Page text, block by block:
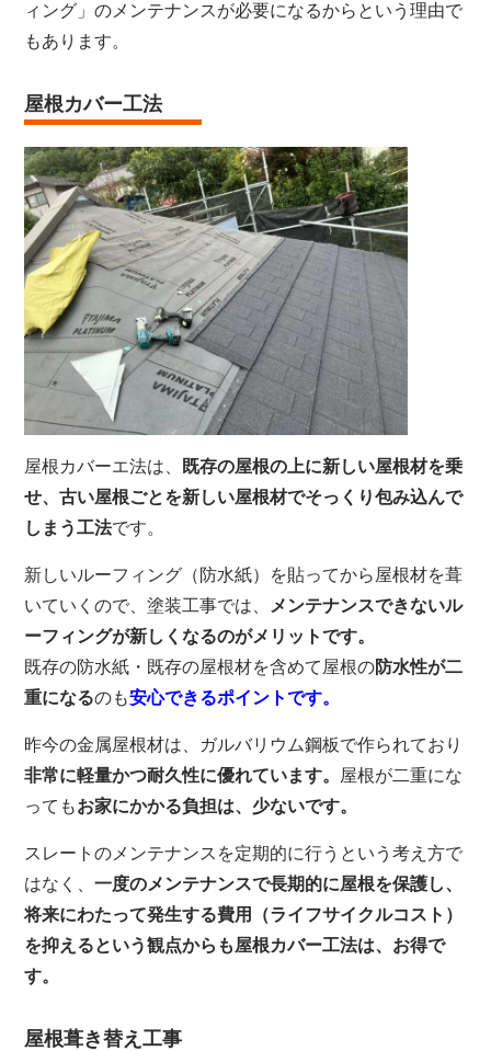
ィング」のメンテナンスが必要になるからという理由で
もあります。
屋根カバー工法
屋根カバーエ法は、
既存の屋根の上に新しい屋根材を乗
せ、古い屋根ごとを新しい屋根材でそっくり包み込んで
しまう工法です。
新しいルーフィング（防水紙）を貼ってから屋根材を葺
いていくので、塗装工事では、
メンテナンスできないル
ーフィングが新しくなるのがメリットです。
既存の防水紙・既存の屋根材を含めて屋根の防水性が二
重になるのも安心できるポイントです。
昨今の金属屋根材は、ガルバリウム鋼板で作られており
非常に軽量かつ耐久性に優れています。 屋根が二重にな
ってもお家にかかる負担は、少ないです。
スレートのメンテナンスを定期的に行うという考え方で
はなく、一度のメンテナンスで長期的に屋根を保護し、
将来にわたって発生する費用（ライフサイクルコスト）
を抑えるという観点からも屋根カバー工法は、お得で
す。
屋根葺き替え工事